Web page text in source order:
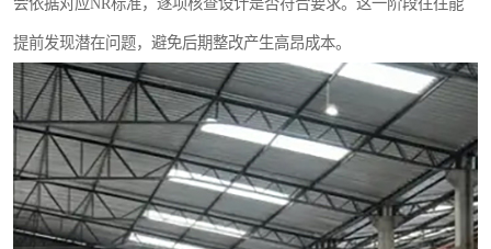
提前发现潜在问题，避免后期整改产生高昂成本。